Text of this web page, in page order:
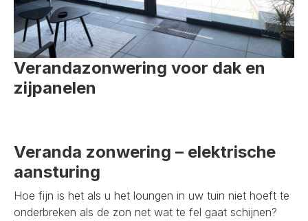
Verandazonwering voor dak en
zijpanelen
Veranda zonwering – elektrische
aansturing
Hoe fijn is het als u het loungen in uw tuin niet hoeft te
onderbreken als de zon net wat te fel gaat schijnen?